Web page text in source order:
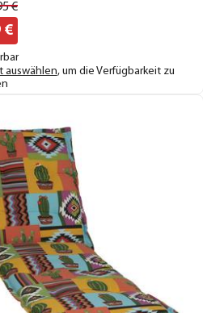
€
€
auswählen, um die Verfügbarkeit zu